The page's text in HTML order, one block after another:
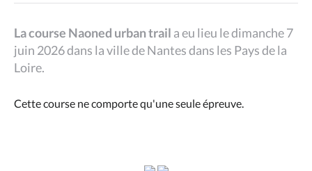
La course Naoned urban trail a eu lieu le dimanche 7
juin 2026 dans la ville de Nantes dans les Pays de la
Loire.
Cette course ne comporte qu'une seule épreuve.